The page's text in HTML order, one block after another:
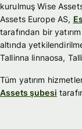
kurulmuş Wise
Assets Europe AS,
tarafından bir
altında
Tallinna linnaosa,
Tüm yatırım
Assets şubesi